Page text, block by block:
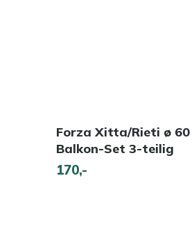
Forza Xitta/Rieti ø 60
Balkon-Set 3-teilig
170,-